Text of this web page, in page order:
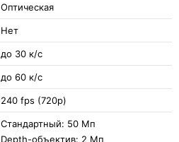
Оптическая
Нет
до 30 к/с
до 60 к/с
240 fps (720p)
Стандартный: 50 Мп
Depth-объектив: 2 Мп